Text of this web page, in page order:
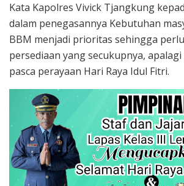
Kata Kapolres Vivick Tjangkung
dalam penegasannya Kebutuhan
BBM menjadi prioritas sehingga
persediaan yang secukupnya,
pasca perayaan Hari Raya Idul Fitri.